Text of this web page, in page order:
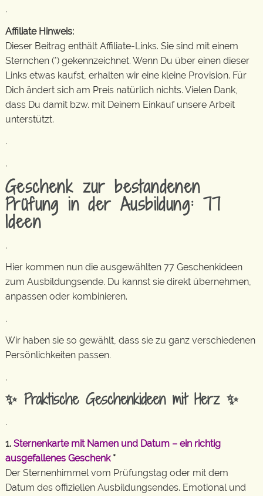
.
Affiliate Hinweis:
Dieser Beitrag enthält Affiliate-Links. Sie sind mit einem
Sternchen (*) gekennzeichnet. Wenn Du über einen dieser
Links etwas kaufst, erhalten wir eine kleine Provision. Für
Dich ändert sich am Preis natürlich nichts. Vielen Dank,
dass Du damit bzw. mit Deinem Einkauf unsere Arbeit
unterstützt.
.
.
Geschenk zur bestandenen
Prüfung in der Ausbildung: 77
Ideen
.
Hier kommen nun die ausgewählten 77 Geschenkideen
zum Ausbildungsende. Du kannst sie direkt übernehmen,
anpassen oder kombinieren.
.
Wir haben sie so gewählt, dass sie zu ganz verschiedenen
Persönlichkeiten passen.
.
✨ Praktische Geschenkideen mit Herz ✨
.
1. Sternenkarte mit Namen und Datum – ein richtig
ausgefallenes Geschenk*
Der Sternenhimmel vom Prüfungstag oder mit dem
Datum des offiziellen Ausbildungsendes. Emotional und